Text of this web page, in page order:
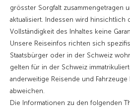
grösster Sorgfalt zusammengetragen
aktualisiert. Indessen wird hinsichtlich
Vollständigkeit des Inhaltes keine
Unsere Reiseinfos richten sich
Staatsbürger oder in der Schweiz
gelten für in der Schweiz
anderweitige Reisende und
abweichen.
Die Informationen zu den folgenden